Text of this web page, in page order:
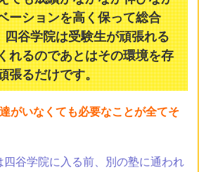
ーションを高く保って総合
谷学院は受験生が頑張れる
れるのであとはその環境を存
張るだけです。
がいなくても必要なことが全てそ
四谷学院に入る前、別の塾に通われ